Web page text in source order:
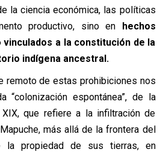
la ciencia económica, las políticas
productivo, sino en hechos
a la constitución de la
indígena ancestral.
remoto de estas prohibiciones nos
“colonización espontánea”, de la
que refiere a la infiltración de
más allá de la frontera del
la propiedad de sus tierras, en